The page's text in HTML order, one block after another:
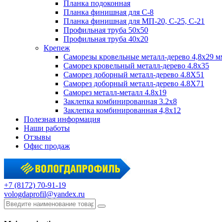
Планка подоконная
Планка финишная для С-8
Планка финишная для МП-20, С-25, С-21
Профильная труба 50x50
Профильная труба 40x20
Крепеж
Саморезы кровельные металл-дерево 4,8х29
Саморез кровельный металл-дерево 4.8x35
Саморез доборный металл-дерево 4.8X51
Саморез доборный металл-дерево 4.8X71
Саморез металл-металл 4.8x19
Заклепка комбинированная 3.2x8
Заклепка комбинированная 4,8x12
Полезная информация
Наши работы
Отзывы
Офис продаж
+7 (8172) 70-91-19
vologdaprofil@yandex.ru